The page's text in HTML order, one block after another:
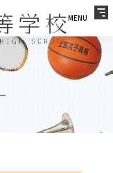
MENU